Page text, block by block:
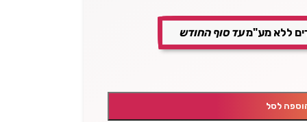
ללא מע"מעד סוף החודש
לסל